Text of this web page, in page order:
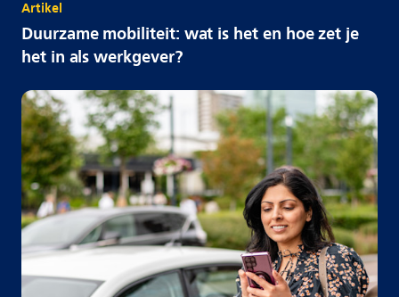
Artikel
Duurzame mobiliteit: wat is het en hoe zet je
het in als werkgever?